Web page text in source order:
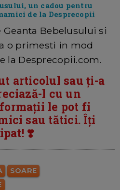
un cadou pentru
de la Desprecopii
Geanta Bebelusului si
o primesti in mod
la Desprecopii.com.
articolul sau ți-a
l cu un
le pot fi
sau tătici. Îți
❣️
SOARE